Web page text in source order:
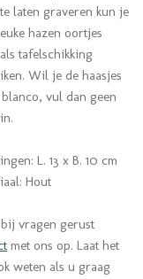
laten graveren kun je
hazen oortjes
tafelschikking
Wil je de haasjes
vul dan geen
L. 13 x B. 10 cm
Hout
bij vragen gerust
met ons op. Laat het
weten als u graag